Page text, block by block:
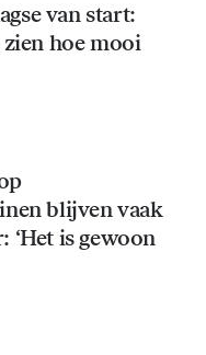
van start:
hoe mooi
blijven vaak
‘Het is gewoon